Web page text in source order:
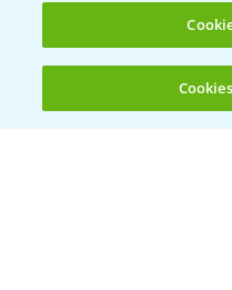
Allgemeine
Impressum
© Bayer CropScience